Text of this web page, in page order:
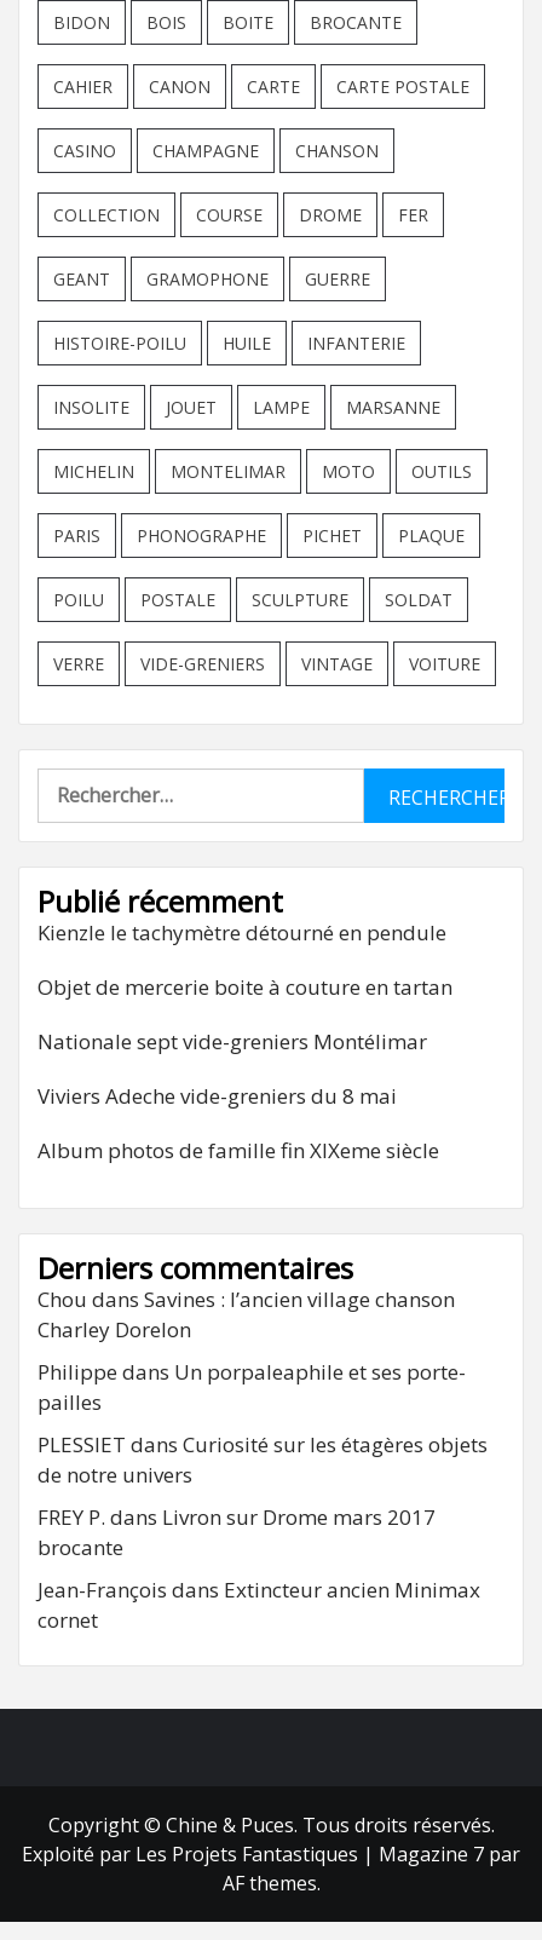
BIDON BOIS BOITE BROCANTE
CAHIER CANON CARTE CARTE POSTALE
CASINO CHAMPAGNE CHANSON
COLLECTION COURSE DROME FER
GEANT GRAMOPHONE GUERRE
HISTOIRE-POILU HUILE INFANTERIE
INSOLITE JOUET LAMPE MARSANNE
MICHELIN MONTELIMAR MOTO OUTILS
PARIS PHONOGRAPHE PICHET PLAQUE
POILU POSTALE SCULPTURE SOLDAT
VERRE VIDE-GRENIERS VINTAGE VOITURE
Rechercher :
Publié récemment
Kienzle le tachymètre détourné en pendule
Objet de mercerie boite à couture en tartan
Nationale sept vide-greniers Montélimar
Viviers Adeche vide-greniers du 8 mai
Album photos de famille fin XIXeme siècle
Derniers commentaires
Chou dans Savines : l’ancien village chanson
Charley Dorelon
Philippe dans Un porpaleaphile et ses porte-
pailles
PLESSIET dans Curiosité sur les étagères objets
de notre univers
FREY P. dans Livron sur Drome mars 2017
brocante
Jean-François dans Extincteur ancien Minimax
cornet
Copyright © Chine & Puces. Tous droits réservés.
Exploité par Les Projets Fantastiques | Magazine 7 par
AF themes.